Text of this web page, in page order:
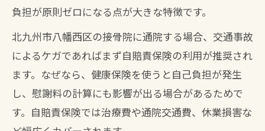
負担が原則ゼロになる点が大きな特徴です。
北九州市八幡西区の接骨院に通院する場合、交通事故
によるケガであればまず自賠責保険の利用が推奨され
ます。なぜなら、健康保険を使うと自己負担が発生
し、慰謝料の計算にも影響が出る場合があるためで
す。自賠責保険では治療費や通院交通費、休業損害な